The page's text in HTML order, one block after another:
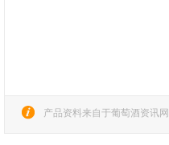
产品资料来自于葡萄酒资讯